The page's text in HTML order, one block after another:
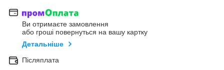
Ви отримаєте замовлення
або гроші повернуться на вашу картку
Детальніше
Післяплата